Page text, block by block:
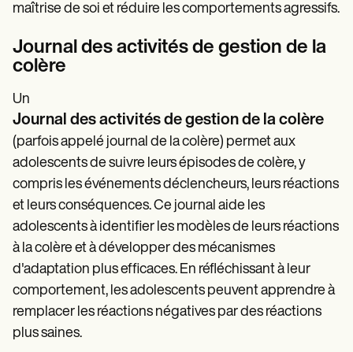
maîtrise de soi et réduire les comportements agressifs.
Journal des activités de gestion de la
colère
Un
Journal des activités de gestion de la colère
(parfois appelé journal de la colère) permet aux
adolescents de suivre leurs épisodes de colère, y
compris les événements déclencheurs, leurs réactions
et leurs conséquences. Ce journal aide les
adolescents à identifier les modèles de leurs réactions
à la colère et à développer des mécanismes
d'adaptation plus efficaces. En réfléchissant à leur
comportement, les adolescents peuvent apprendre à
remplacer les réactions négatives par des réactions
plus saines.